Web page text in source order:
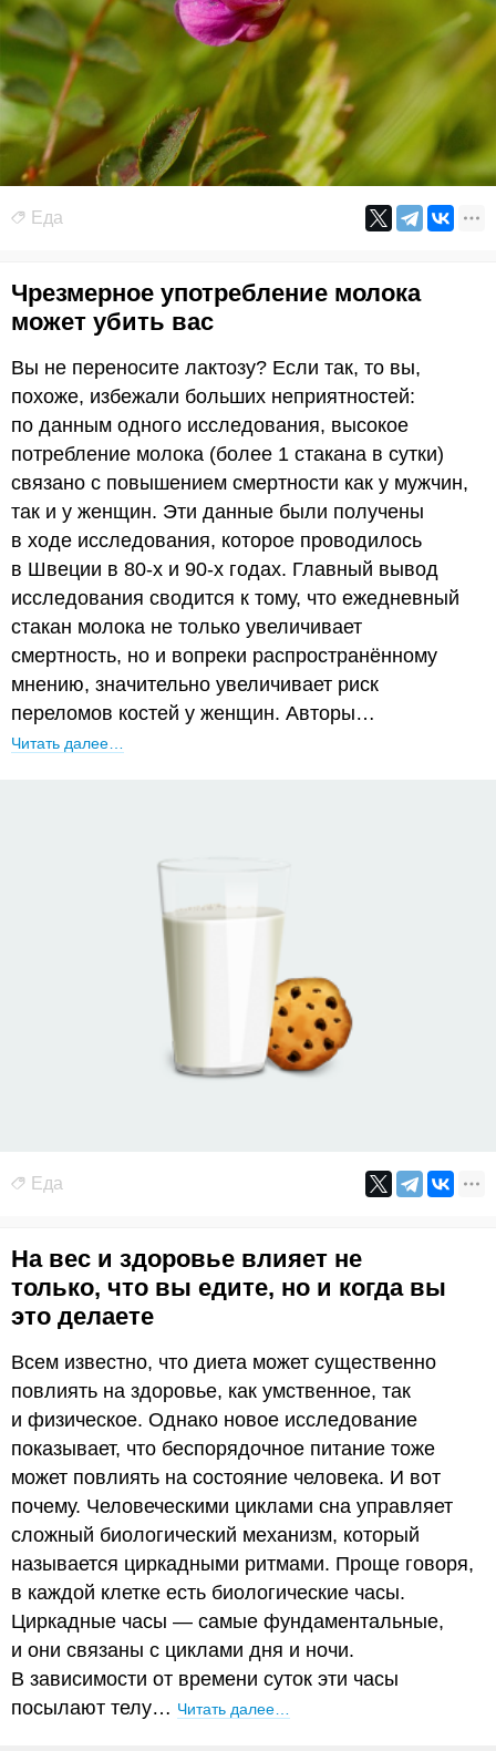
Еда
Чрезмерное употребление молока
может убить вас
Вы не переносите лактозу? Если так, то вы,
похоже, избежали больших неприятностей:
по данным одного исследования, высокое
потребление молока (более 1 стакана в сутки)
связано с повышением смертности как у мужчин,
так и у женщин. Эти данные были получены
в ходе исследования, которое проводилось
в Швеции в 80-х и 90-х годах. Главный вывод
исследования сводится к тому, что ежедневный
стакан молока не только увеличивает
смертность, но и вопреки распространённому
мнению, значительно увеличивает риск
переломов костей у женщин. Авторы…
Читать далее…
Еда
На вес и здоровье влияет не
только, что вы едите, но и когда вы
это делаете
Всем известно, что диета может существенно
повлиять на здоровье, как умственное, так
и физическое. Однако новое исследование
показывает, что беспорядочное питание тоже
может повлиять на состояние человека. И вот
почему. Человеческими циклами сна управляет
сложный биологический механизм, который
называется циркадными ритмами. Проще говоря,
в каждой клетке есть биологические часы.
Циркадные часы — самые фундаментальные,
и они связаны с циклами дня и ночи.
В зависимости от времени суток эти часы
посылают телу… Читать далее…